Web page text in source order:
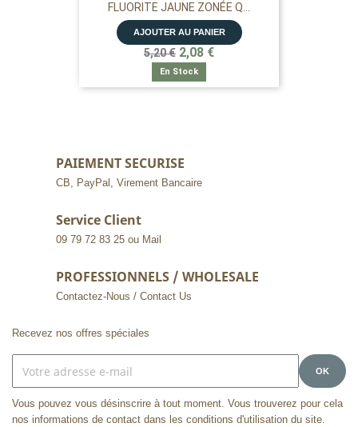
FLUORITE JAUNE ZONÉE Q...
AJOUTER AU PANIER
5,20 € 2,08 €
En Stock
PAIEMENT SECURISE
CB, PayPal, Virement Bancaire
Service Client
09 79 72 83 25 ou Mail
PROFESSIONNELS / WHOLESALE
Contactez-Nous / Contact Us
Recevez nos offres spéciales
Vous pouvez vous désinscrire à tout moment. Vous trouverez pour cela
nos informations de contact dans les conditions d'utilisation du site.